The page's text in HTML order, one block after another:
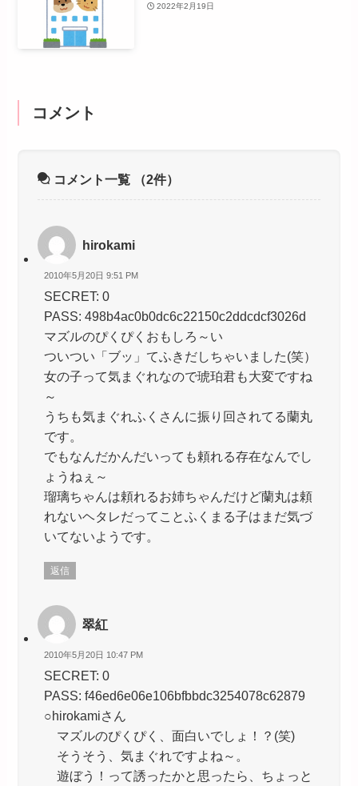
2022年2月19日
コメント
コメント一覧 （2件）
hirokami
2010年5月20日 9:51 PM
SECRET: 0
PASS: 498b4ac0b0dc6c22150c2ddcdcf3026d
マズルのぴくぴくおもしろ～い
ついつい「ブッ」てふきだしちゃいました(笑）
女の子って気まぐれなので琥珀君も大変ですね
～
うちも気まぐれふくさんに振り回されてる蘭丸
です。
でもなんだかんだいっても頼れる存在なんでし
ょうねぇ～
瑠璃ちゃんは頼れるお姉ちゃんだけど蘭丸は頼
れないヘタレだってことふくまる子はまだ気づ
いてないようです。
返信
翠紅
2010年5月20日 10:47 PM
SECRET: 0
PASS: f46ed6e06e106bfbbdc3254078c62879
○hirokamiさん
マズルのぴくぴく、面白いでしょ！？(笑)
そうそう、気まぐれですよね～。
遊ぼう！って誘ったかと思ったら、ちょっと